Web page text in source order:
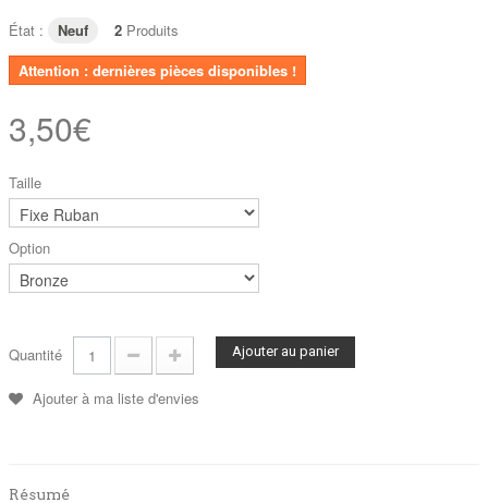
État : Neuf 2 Produits
Attention : dernières pièces disponibles !
3,50€
Taille
Option
Quantité Ajouter au panier
Ajouter à ma liste d'envies
Résumé